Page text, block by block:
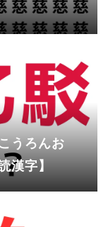
うろんお
漢字】